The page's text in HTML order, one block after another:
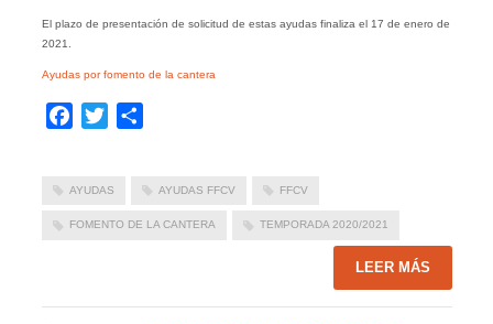
El plazo de presentación de solicitud de estas ayudas finaliza el 17 de enero de
2021.
Ayudas por fomento de la cantera
Facebook
Twitter
AYUDAS AYUDAS FFCV FFCV
FOMENTO DE LA CANTERA TEMPORADA 2020/2021
LEER MÁS